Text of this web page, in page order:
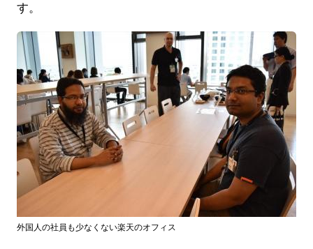
す。
外国人の社員も少なくない楽天のオフィス